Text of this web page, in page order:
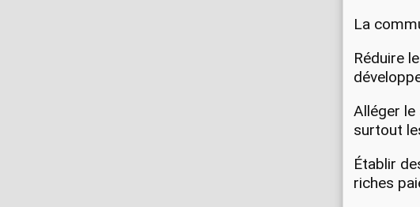
La
Réduire
Alléger
surtout
Établir
riches